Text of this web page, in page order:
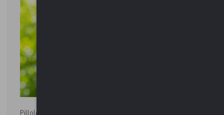
Pillole ambientali | 2026